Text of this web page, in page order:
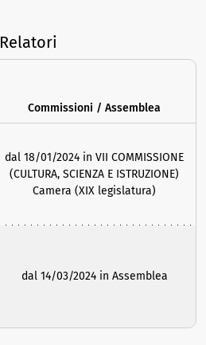
Relatori
Commissioni / Assemblea
dal 18/01/2024 in VII COMMISSIONE
(CULTURA, SCIENZA E ISTRUZIONE)
Camera (XIX legislatura)
dal 14/03/2024 in Assemblea